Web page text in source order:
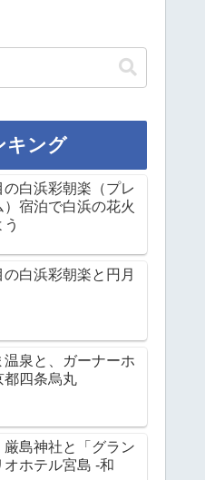
キング
の白浜彩朝楽（プレ
）宿泊で白浜の花火
の白浜彩朝楽と円月
温泉と、ガーナーホ
都四条烏丸
厳島神社と「グラン
オホテル宮島 -和